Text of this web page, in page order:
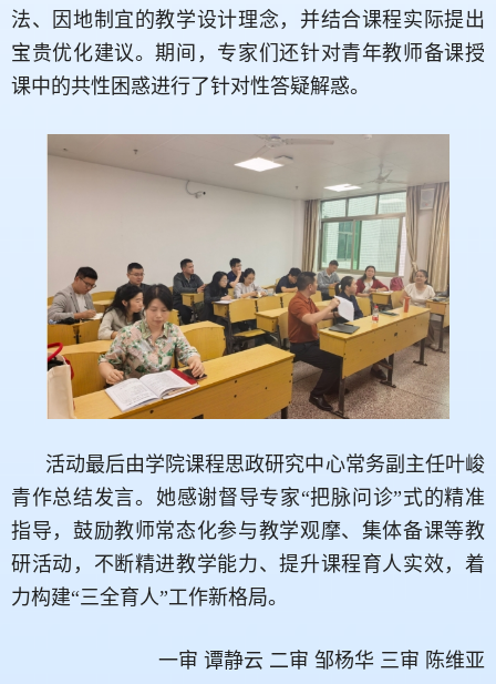
法、因地制宜的教学设计理念，并结合课程实际提出
宝贵优化建议。期间，专家们还针对青年教师备课授
课中的共性困惑进行了针对性答疑解惑。
活动最后由学院课程思政研究中心常务副主任叶峻
青作总结发言。她感谢督导专家“把脉问诊”式的精准
指导，鼓励教师常态化参与教学观摩、集体备课等教
研活动，不断精进教学能力、提升课程育人实效，着
力构建“三全育人”工作新格局。
一审 谭静云 二审 邹杨华 三审 陈维亚